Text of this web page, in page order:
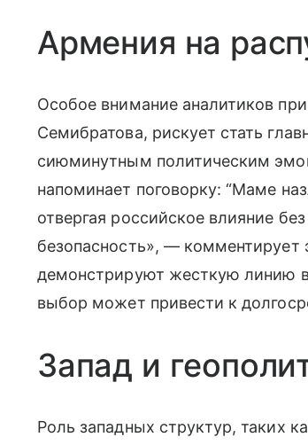
Армения на
Особое внимание аналитиков
Семибратова, рискует стать
сиюминутным политическим
напоминает поговорку: “Маме
отвергая российское влияние
безопасность», — комментирует
демонстрируют жесткую линию в
выбор может привести к
Запад и
Роль западных структур, таких